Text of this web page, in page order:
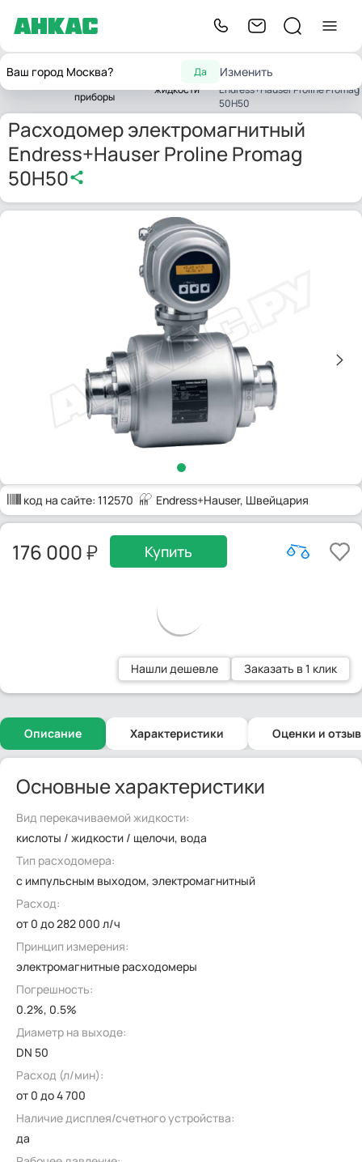
Ваш город Москва? Да Изменить
Главная
Контрольно-
приборы
Расходомеры
жидкости
электромагнитный
Endress+Hauser Proline Promag
50H50
Расходомер электромагнитный
Endress+Hauser Proline Promag
50H50
код на сайте: 112570 Endress+Hauser, Швейцария
176 000 Купить
Нашли дешевле Заказать в 1 клик
Описание Характеристики Оценки и
Основные характеристики
Вид перекачиваемой жидкости:
кислоты / жидкости / щелочи, вода
Тип расходомера:
с импульсным выходом, электромагнитный
Расход:
от 0 до 282 000 л/ч
Принцип измерения:
электромагнитные расходомеры
Погрешность:
0.2%, 0.5%
Диаметр на выходе:
DN 50
Расход (л/мин):
от 0 до 4 700
Наличие дисплея/счетного устройства:
да